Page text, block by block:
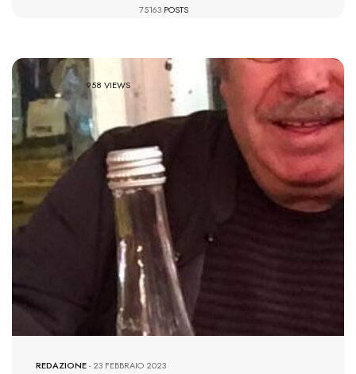
75163 POSTS
958 VIEWS
REDAZIONE-23 FEBBRAIO 2023